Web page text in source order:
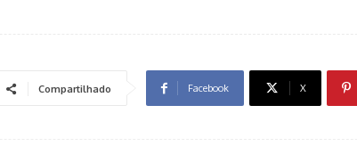
Compartilhado Facebook X